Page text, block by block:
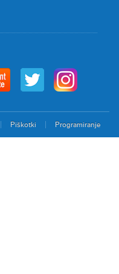
Piškotki Programiranje